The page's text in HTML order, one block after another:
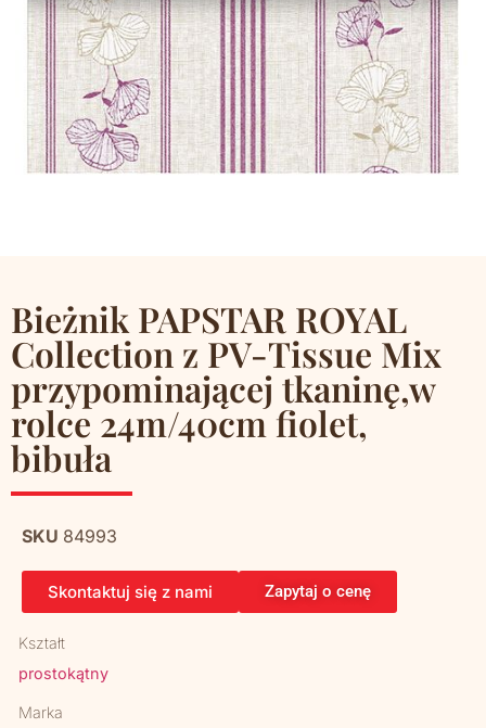
Bieżnik PAPSTAR ROYAL
Collection z PV-Tissue Mix
przypominającej tkaninę,w
rolce 24m/40cm fiolet,
bibuła
SKU 84993
Skontaktuj się z nami Zapytaj o cenę
Kształt
prostokątny
Marka